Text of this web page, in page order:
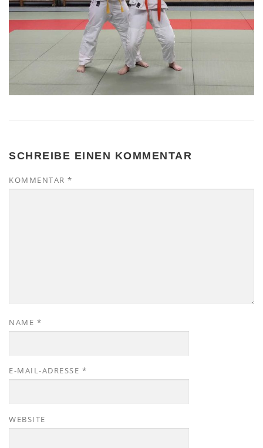
SCHREIBE EINEN KOMMENTAR
KOMMENTAR *
NAME *
E-MAIL-ADRESSE *
WEBSITE